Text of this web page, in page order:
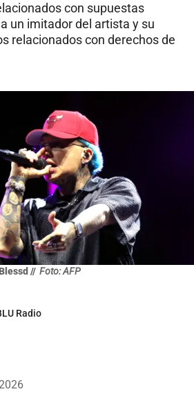
con supuestas
un imitador del artista y su
relacionados con derechos de
// Foto: AFP
Radio